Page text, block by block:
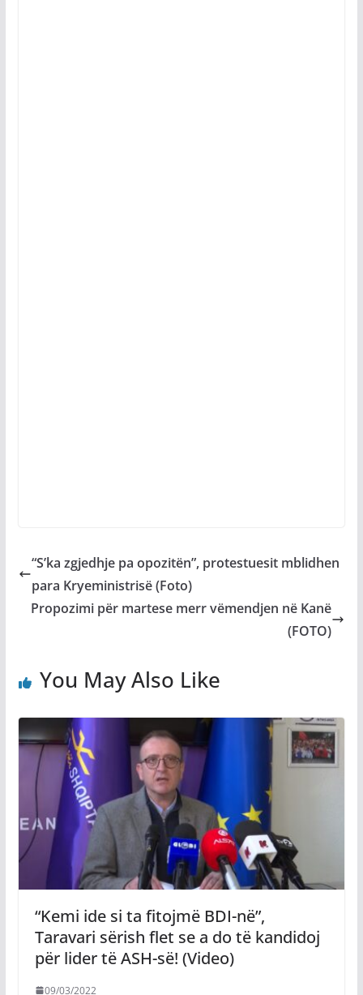
“S’ka zgjedhje pa opozitën”, protestuesit mblidhen
para Kryeministrisë (Foto)
Propozimi për martese merr vëmendjen në Kanë
(FOTO)
You May Also Like
“Kemi ide si ta fitojmë BDI-në”,
Taravari sërish flet se a do të kandidoj
për lider të ASH-së! (Video)
09/03/2022